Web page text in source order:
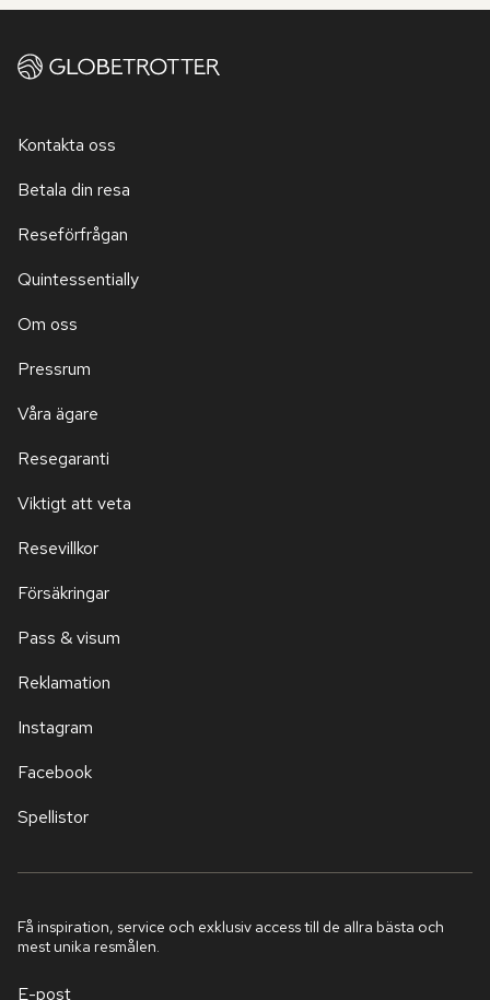
Kontakta oss
Betala din resa
Reseförfrågan
Quintessentially
Om oss
Pressrum
Våra ägare
Resegaranti
Viktigt att veta
Resevillkor
Försäkringar
Pass & visum
Reklamation
Instagram
Facebook
Spellistor
Få inspiration, service och exklusiv access till de allra bästa och
mest unika resmålen.
E-post